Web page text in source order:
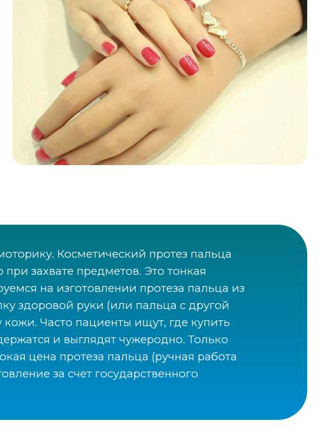
Косметический протез пальца
захвате предметов. Это тонкая
на изготовлении протеза пальца из
здоровой руки (или пальца с другой
Часто пациенты ищут, где купить
и выглядят чужеродно. Только
цена протеза пальца (ручная работа
за счет государственного